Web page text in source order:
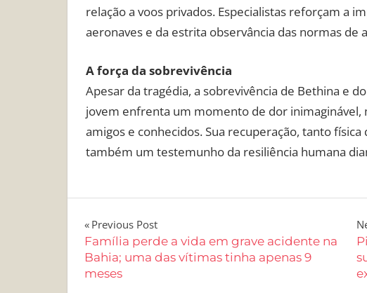
relação a voos privados. Especialistas reforçam a
aeronaves e da estrita observância das normas de
A força da sobrevivência
Apesar da tragédia, a sobrevivência de Bethina e
jovem enfrenta um momento de dor
amigos e conhecidos. Sua recuperação, tanto
também um testemunho da resiliência humana
Navegação
de
Post
Previous Post
Família perde a vida em grave acidente na
Bahia; uma das vítimas tinha apenas 9
meses